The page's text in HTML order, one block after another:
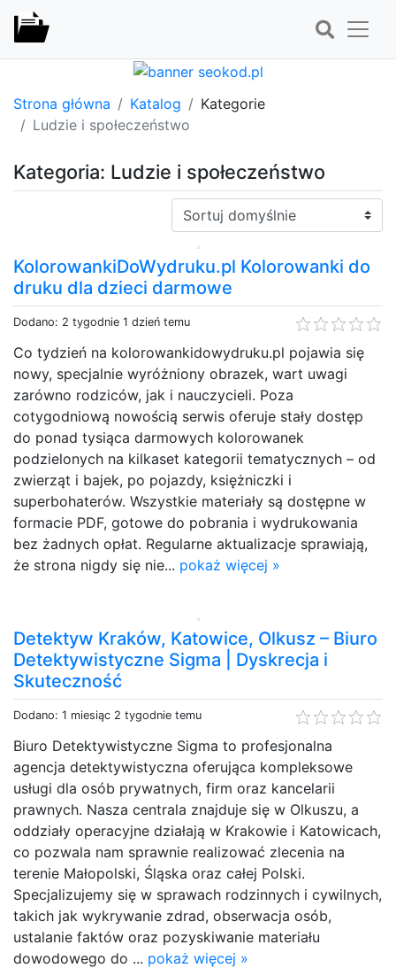
Strona główna Katalog
Kategorie
Ludzie i społeczeństwo
Kategoria: Ludzie i społeczeństwo
Sortuj:
KolorowankiDoWydruku.pl Kolorowanki do
druku dla dzieci darmowe
Dodano: 2 tygodnie 1 dzień temu
Co tydzień na kolorowankidowydruku.pl pojawia się
nowy, specjalnie wyróżniony obrazek, wart uwagi
zarówno rodziców, jak i nauczycieli. Poza
cotygodniową nowością serwis oferuje stały dostęp
do ponad tysiąca darmowych kolorowanek
podzielonych na kilkaset kategorii tematycznych – od
zwierząt i bajek, po pojazdy, księżniczki i
superbohaterów. Wszystkie materiały są dostępne w
formacie PDF, gotowe do pobrania i wydrukowania
bez żadnych opłat. Regularne aktualizacje sprawiają,
że strona nigdy się nie... pokaż więcej »
Detektyw Kraków, Katowice, Olkusz – Biuro
Detektywistyczne Sigma | Dyskrecja i
Skuteczność
Dodano: 1 miesiąc 2 tygodnie temu
Biuro Detektywistyczne Sigma to profesjonalna
agencja detektywistyczna oferująca kompleksowe
usługi dla osób prywatnych, firm oraz kancelarii
prawnych. Nasza centrala znajduje się w Olkuszu, a
oddziały operacyjne działają w Krakowie i Katowicach,
co pozwala nam sprawnie realizować zlecenia na
terenie Małopolski, Śląska oraz całej Polski.
Specjalizujemy się w sprawach rodzinnych i cywilnych,
takich jak wykrywanie zdrad, obserwacja osób,
ustalanie faktów oraz pozyskiwanie materiału
dowodowego do ... pokaż więcej »